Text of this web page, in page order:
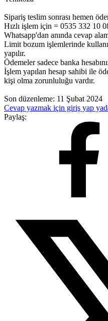
Sipariş teslim sonrası hemen
Hızlı işlem için = 0535 332 10
Whatsapp'dan anında cevap
Limit bozum işlemlerinde
yapılır.
Ödemeler sadece banka
İşlem yapılan hesap sahibi ile
kişi olma zorunluluğu vardır.
Son düzenleme: 11 Şubat 2024
Cevap yazmak için giriş yap
Paylaş: